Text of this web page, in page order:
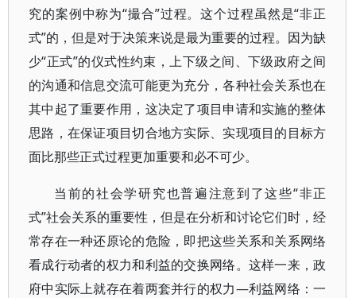
究的案例中称为“撮合”过程。这个过程虽然是“非正
式”的，但是对于决策来说是最为重要的过程。因为缺
少“正式”的仪式性约束，上下级之间、下级政府之间
的沟通和信息交流可能更为充分，各种社会关系也在
其中起了重要作用，这决定了项目申请和实施的整体
思路，在保证项目切合地方实际、实现项目的目标方
面比那些正式过程更加重要和必不可少。
当前的社会学研究也普遍注意到了这些“非正
式”社会关系的重要性，但是在分析和讨论它们时，经
常存在一种还原论的危险，即把这些关系和关系网络
看成行动者的权力和利益的交换网络。这样一来，政
府中实际上就存在着两套并行的权力—利益网络：一